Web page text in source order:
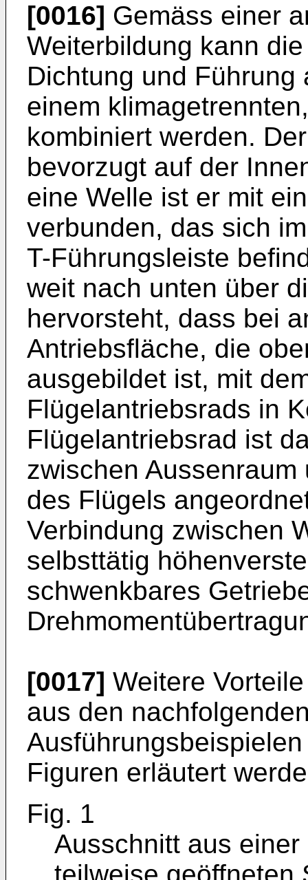
[0016] Gemäss einer
Weiterbildung kann
Dichtung und
einem
kombiniert werden.
bevorzugt auf der
eine Welle ist er mit
verbunden, das sich
T-Führungsleiste
weit nach unten über
hervorsteht, dass bei
Antriebsfläche, die
ausgebildet ist, mit
Flügelantriebsrads in
Flügelantriebsrad ist
zwischen
des Flügels
Verbindung zwischen
selbsttätig
schwenkbares
[0017] Weitere
aus den
Figuren erläutert
Fig. 1
Ausschnitt aus